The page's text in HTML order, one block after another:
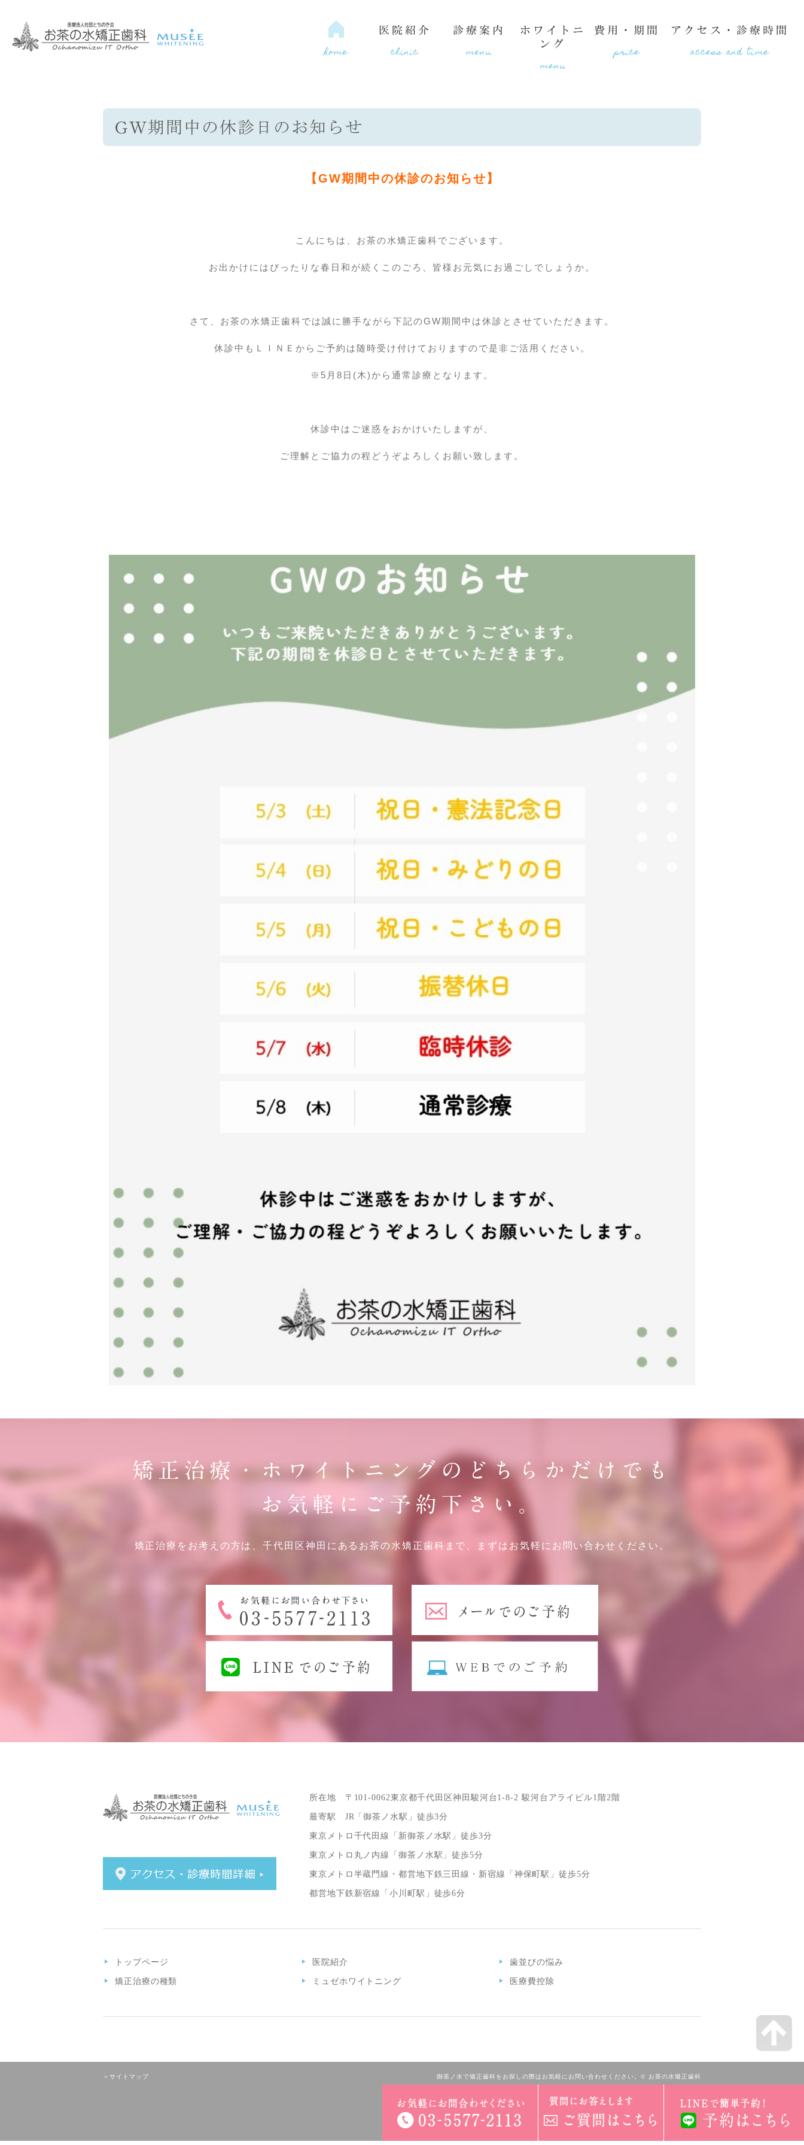
home
医院紹介
clinic
診療案内
menu
ホワイトニ
ング
menu
費用・期間
price
アクセス・診療時間
access and time
GW期間中の休診日のお知らせ
【GW期間中の休診のお知らせ】
こんにちは、お茶の水矯正歯科でございます。
お出かけにはぴったりな春日和が続くこのごろ、皆様お元気にお過ごしでしょうか。
さて、お茶の水矯正歯科では誠に勝手ながら下記のGW期間中は休診とさせていただきます。
休診中もＬＩＮＥからご予約は随時受け付けておりますので是非ご活用ください。
※5月8日(木)から通常診療となります。
休診中はご迷惑をおかけいたしますが、
ご理解とご協力の程どうぞよろしくお願い致します。
矯正治療・ホワイトニングのどちらかだけでも
お気軽にご予約下さい。
矯正治療をお考えの方は、千代田区神田にあるお茶の水矯正歯科まで、まずはお気軽にお問い合わせください。
所在地 〒101-0062東京都千代田区神田駿河台1-8-2 駿河台アライビル1階2階
最寄駅 JR「御茶ノ水駅」徒歩3分
東京メトロ千代田線「新御茶ノ水駅」徒歩3分
東京メトロ丸ノ内線「御茶ノ水駅」徒歩5分
東京メトロ半蔵門線・都営地下鉄三田線・新宿線「神保町駅」徒歩5分
都営地下鉄新宿線「小川町駅」徒歩6分
トップページ 医院紹介 歯並びの悩み
矯正治療の種類 ミュゼホワイトニング 医療費控除
＞サイトマップ 御茶ノ水で矯正歯科をお探しの際はお気軽にお問い合わせください。© お茶の水矯正歯科